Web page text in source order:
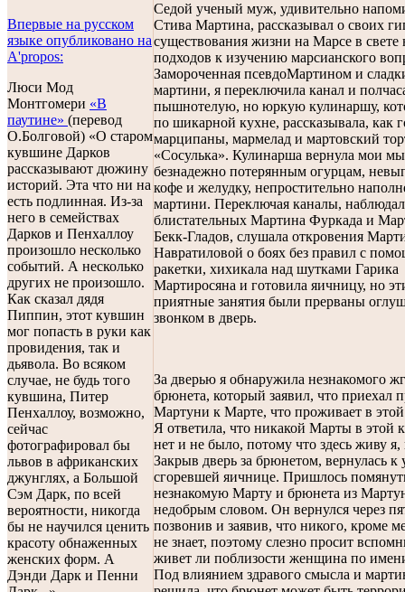
Впервые на русском
языке опубликовано на
A'propos:
Люси Мод
Монтгомери «В
паутине» (перевод
О.Болговой) «О старом
кувшине Дарков
рассказывают дюжину
историй. Эта что ни на
есть подлинная. Из-за
него в семействах
Дарков и Пенхаллоу
произошло несколько
событий. А несколько
других не произошло.
Как сказал дядя
Пиппин, этот кувшин
мог попасть в руки как
провидения, так и
дьявола. Во всяком
случае, не будь того
кувшина, Питер
Пенхаллоу, возможно,
сейчас
фотографировал бы
львов в африканских
джунглях, а Большой
Сэм Дарк, по всей
вероятности, никогда
бы не научился ценить
красоту обнаженных
женских форм. А
Дэнди Дарк и Пенни
Седой ученый муж, удивительно
Стива Мартина, рассказывал о своих
существования жизни на Марсе в
подходов к изучению марсианского
Замороченная псевдоМартином и
мартини, я переключила канал и
пышнотелую, но юркую кулинаршу,
по шикарной кухне, рассказывала, как
марципаны, мармелад и мартовский
«Сосулька». Кулинарша вернула мои
безнадежно потерянным огурцам,
кофе и желудку, непростительно
мартини. Переключая каналы,
блистательных Мартина Фуркада и
Бекк-Гладов, слушала откровения
Навратиловой о боях без правил с
ракетки, хихикала над шутками Гарика
Мартиросяна и готовила яичницу, но
приятные занятия были прерваны
звонком в дверь.
За дверью я обнаружила незнакомого
брюнета, который заявил, что приехал
Мартуни к Марте, что проживает в этой
Я ответила, что никакой Марты в этой
нет и не было, потому что здесь живу
Закрыв дверь за брюнетом, вернулась к
сгоревшей яичнице. Пришлось
незнакомую Марту и брюнета из
недобрым словом. Он вернулся через
позвонив и заявив, что никого, кроме
не знает, поэтому слезно просит
живет ли поблизости женщина по
Под влиянием здравого смысла и